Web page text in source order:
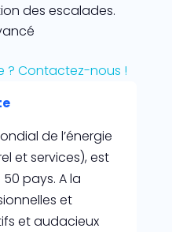
des escalades.
? Contactez-nous !
de l’énergie
et services), est
pays. A la
et
et audacieux